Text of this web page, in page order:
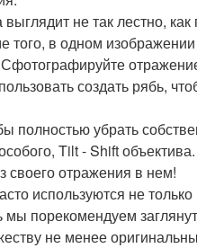
не так лестно,
в одном
создать рябь,
полностью убрать
Tilt - Shift
своего отражения в нем!
используются не
мы порекомендуем
не менее